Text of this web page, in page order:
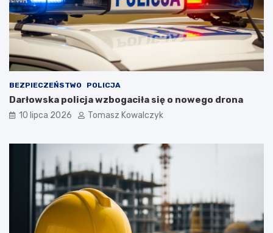
BEZPIECZEŃSTWO POLICJA
Darłowska policja wzbogaciła się o nowego drona
10 lipca 2026 Tomasz Kowalczyk